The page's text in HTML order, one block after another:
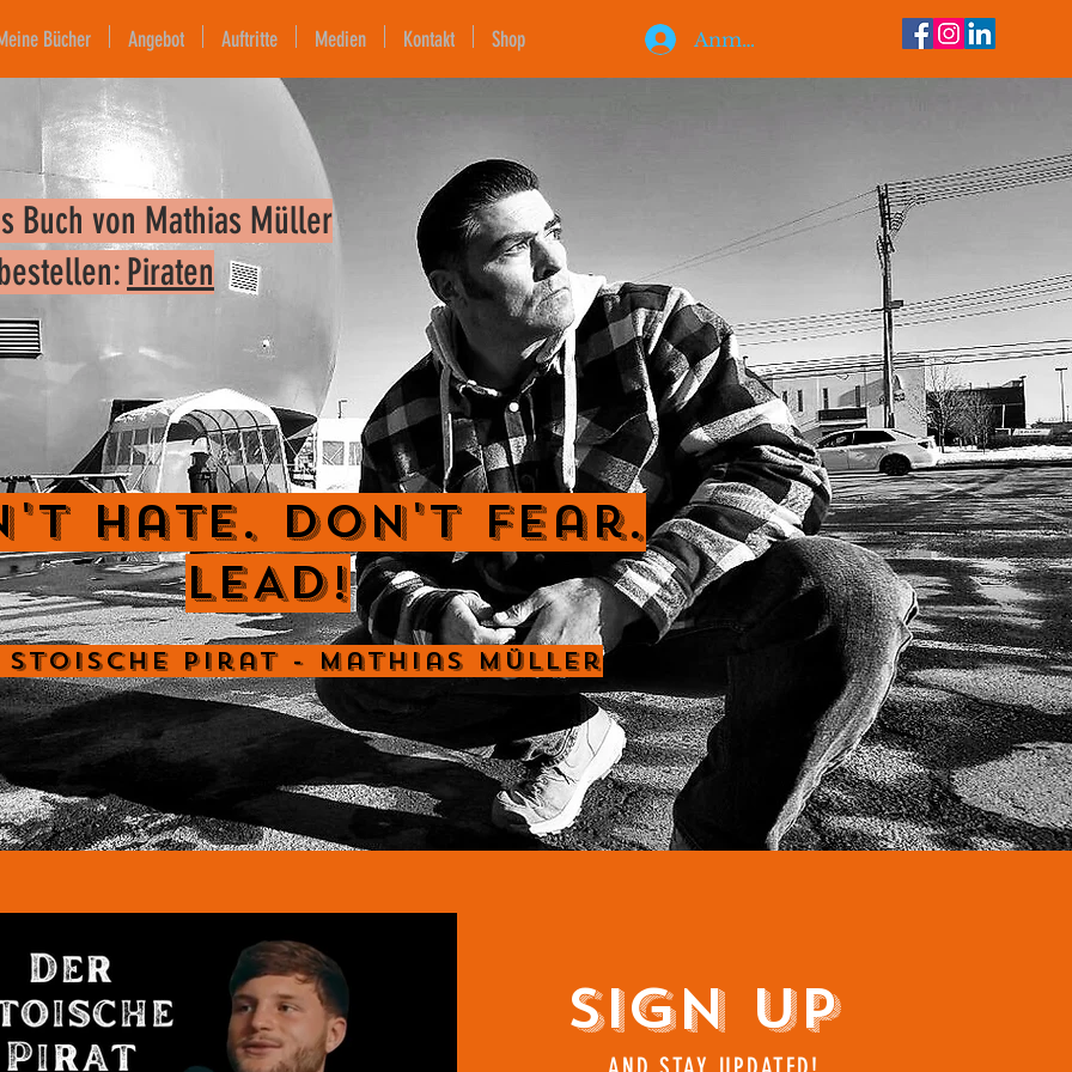
Anmelden
Buch von Mathias Müller
Piraten
Hate. Don't Fear.
LEAD!
Stoische Pirat - Mathias Müller
Sign Up
Bücher Angebot Auftritte Medien Kontakt Shop